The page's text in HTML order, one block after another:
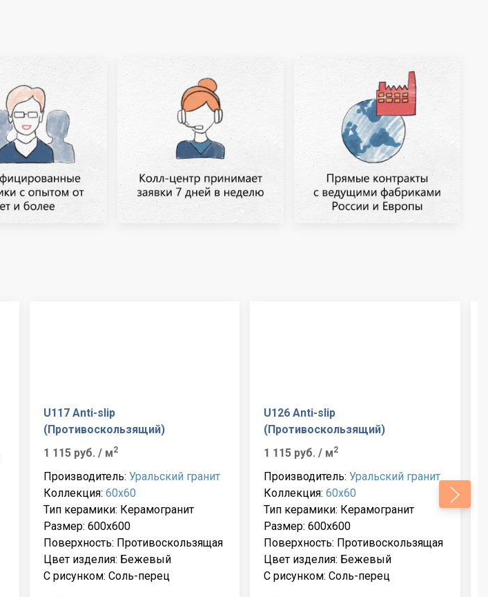
U117 Anti-slip
(Противоскользящий)
1 115 руб. / м2
Производитель: Уральский гранит
Коллекция: 60x60
Тип керамики: Керамогранит
Размер: 600x600
Поверхность: Противоскользящая
Цвет изделия: Бежевый
С рисунком: Соль-перец
U126 Anti-slip
(Противоскользящий)
1 115 руб./ м2
Производитель:Уральский гранит
Коллекция:60x60
Тип керамики: Керамогранит
Размер: 600x600
Поверхность: Противоскользящая
Цвет изделия: Бежевый
С рисунком: Соль-перец